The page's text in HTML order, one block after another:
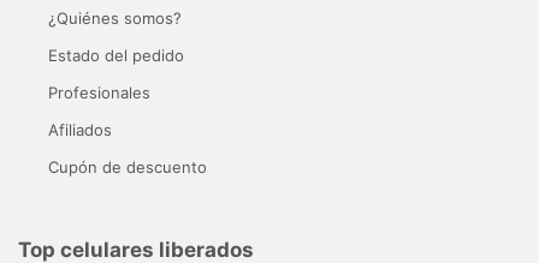
¿Quiénes somos?
Estado del pedido
Profesionales
Afiliados
Cupón de descuento
Top celulares liberados